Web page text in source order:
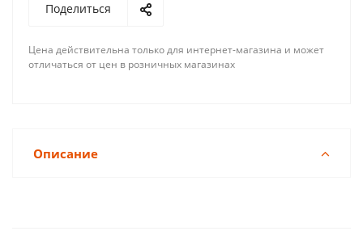
Поделиться
Цена действительна только для интернет-магазина и может
отличаться от цен в розничных магазинах
Описание